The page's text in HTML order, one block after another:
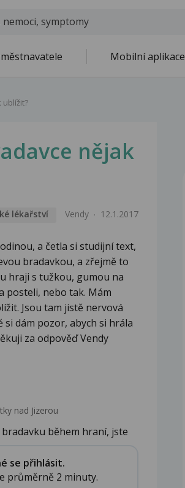
Mobilní aplikace
ublížit?
nějak
lékařství Vendy 12.1.2017
a četla si studijní text,
bradavkou, a zřejmě to
hraji s tužkou, gumou na
posteli, nebo tak. Mám
Jsou tam jistě nervová
dám pozor, abych si hrála
za odpověď Vendy
nad Jizerou
během hraní, jste
se přihlásit.
průměrně 2 minuty.